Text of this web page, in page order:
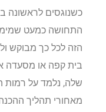
כשנוגסים לראשונה
התחושה כמעט
הזה לכל כך מבוקש
בית קפה או מסעדה
שלה, נלמד על רמות
מאחורי תהליך